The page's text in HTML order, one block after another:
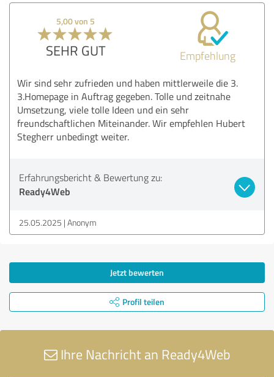
5,00 von 5
SEHR GUT Empfehlung
Wir sind sehr zufrieden und haben mittlerweile die 3.
3.Homepage in Auftrag gegeben. Tolle und zeitnahe
Umsetzung, viele tolle Ideen und ein sehr
freundschaftlichen Miteinander. Wir empfehlen Hubert
Stegherr unbedingt weiter.
Erfahrungsbericht & Bewertung zu:
Ready4Web
25.05.2025 Anonym
Jetzt bewerten
Profil teilen
Ihre Nachricht an Ready4Web